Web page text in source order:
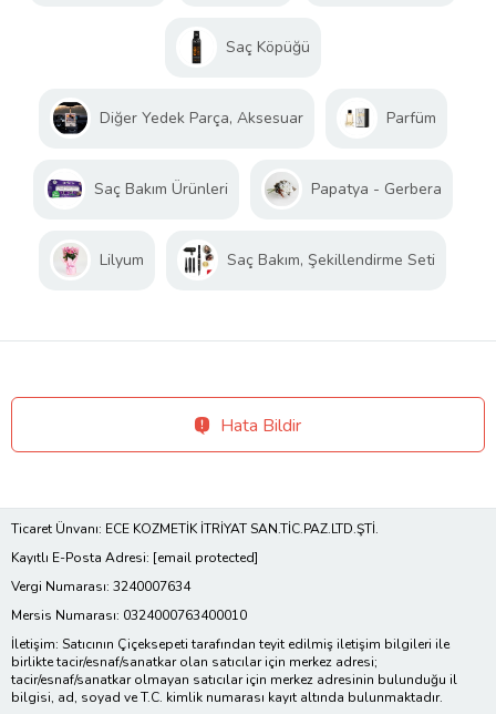
Saç Köpüğü
Diğer Yedek Parça, Aksesuar Parfüm
Saç Bakım Ürünleri Papatya - Gerbera
Lilyum Saç Bakım, Şekillendirme Seti
Hata Bildir
Ticaret Ünvanı: ECE KOZMETİK İTRİYAT SAN.TİC.PAZ.LTD.ŞTİ.
Kayıtlı E-Posta Adresi: [email protected]
Vergi Numarası: 3240007634
Mersis Numarası: 0324000763400010
İletişim: Satıcının Çiçeksepeti tarafından teyit edilmiş iletişim bilgileri ile
birlikte tacir/esnaf/sanatkar olan satıcılar için merkez adresi;
tacir/esnaf/sanatkar olmayan satıcılar için merkez adresinin bulunduğu il
bilgisi, ad, soyad ve T.C. kimlik numarası kayıt altında bulunmaktadır.